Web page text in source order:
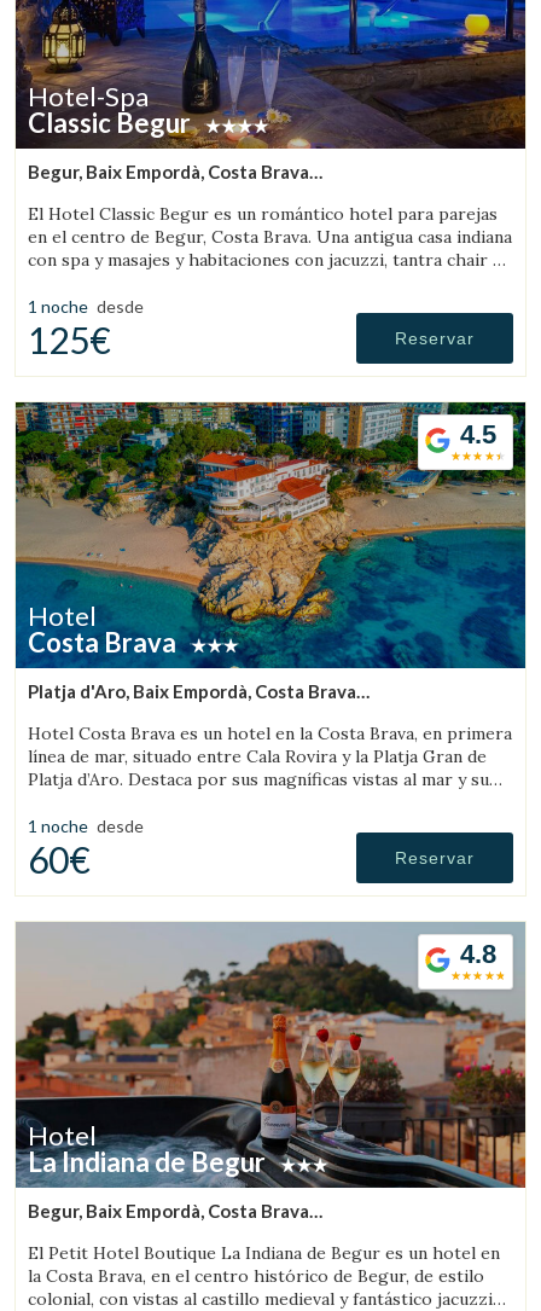
Hotel-Spa
Classic Begur
Begur, Baix Empordà, Costa Brava
El Hotel Classic Begur es un romántico hotel para parejas
en el centro de Begur, Costa Brava. Una antigua casa indiana
con spa y masajes y habitaciones con jacuzzi, tantra chair y
1 noche desde
125€ Reservar
4.5
Hotel
Costa Brava
Platja d'Aro, Baix Empordà, Costa Brava
Hotel Costa Brava es un hotel en la Costa Brava, en primera
línea de mar, situado entre Cala Rovira y la Platja Gran de
Platja d’Aro. Destaca por sus magníficas vistas al mar y su
1 noche desde
60€ Reservar
4.8
Hotel
La Indiana de Begur
Begur, Baix Empordà, Costa Brava
El Petit Hotel Boutique La Indiana de Begur es un hotel en
la Costa Brava, en el centro histórico de Begur, de estilo
colonial, con vistas al castillo medieval y fantástico jacuzzi